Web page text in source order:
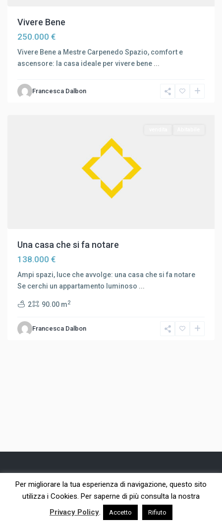
Vivere Bene
250.000 €
Vivere Bene a Mestre Carpenedo Spazio, comfort e
ascensore: la casa ideale per vivere bene ...
Francesca Dalbon
Carpenedo
Mestre,
Una casa che si fa notare
138.000 €
Ampi spazi, luce che avvolge: una casa che si fa notare
Se cerchi un appartamento luminoso ...
2 90.00 m2
Francesca Dalbon
Copyright©2006/2023 Studio MiDa di Dalbon Francesca -
P.I.04409210277 | SitoExpress by [netplanner]
Privacy Policy– Presenza online
Per migliorare la tua esperienza di navigazione, questo sito
utilizza i Cookies. Per saperne di più consulta la nostra
Privacy Policy. Accetto Rifiuto